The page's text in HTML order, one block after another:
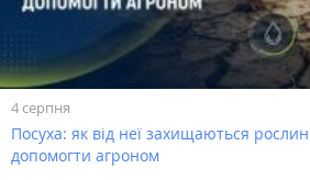
4 серпня
Посуха: як від неї захищаються
допомогти агроном